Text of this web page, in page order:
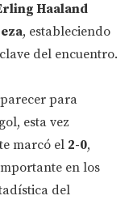
Haaland
, estableciendo
del encuentro.
para
esta vez
marcó el 2-0,
en los
del